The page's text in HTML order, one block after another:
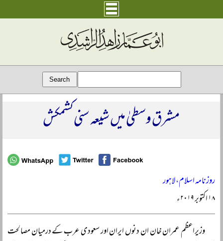
مشرق وسطیٰ میں شیعہ سنی کشمکش
روزنامہ اسلام، لاہور
۱۸ اکتوبر ۲۰۱۹ء
وزیراعظم عمران خان ان دنوں ایران اور سعودی عرب کے درمیان مصالحت